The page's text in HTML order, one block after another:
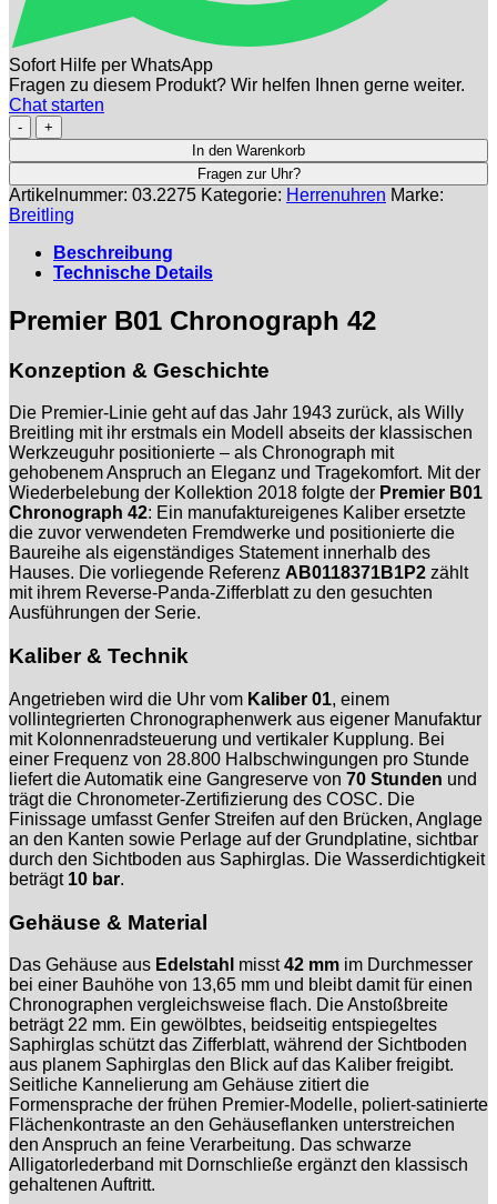
Sofort Hilfe per WhatsApp
Fragen zu diesem Produkt? Wir helfen Ihnen gerne weiter.
Chat starten
BREITLING
|
Premier
B01
Chronograph
42
Ref.
AB0118371B1P2
Full
-
NOS
Menge
In den Warenkorb
Fragen zur Uhr?
Artikelnummer: 03.2275 Kategorie: Herrenuhren Marke:
Breitling
Beschreibung
Technische Details
Premier B01 Chronograph 42
Konzeption & Geschichte
Die Premier-Linie geht auf das Jahr 1943 zurück, als Willy
Breitling mit ihr erstmals ein Modell abseits der klassischen
Werkzeuguhr positionierte – als Chronograph mit
gehobenem Anspruch an Eleganz und Tragekomfort. Mit der
Wiederbelebung der Kollektion 2018 folgte der Premier B01
Chronograph 42: Ein manufaktureigenes Kaliber ersetzte
die zuvor verwendeten Fremdwerke und positionierte die
Baureihe als eigenständiges Statement innerhalb des
Hauses. Die vorliegende Referenz AB0118371B1P2 zählt
mit ihrem Reverse-Panda-Zifferblatt zu den gesuchten
Ausführungen der Serie.
Kaliber & Technik
Angetrieben wird die Uhr vom Kaliber 01, einem
vollintegrierten Chronographenwerk aus eigener Manufaktur
mit Kolonnenradsteuerung und vertikaler Kupplung. Bei
einer Frequenz von 28.800 Halbschwingungen pro Stunde
liefert die Automatik eine Gangreserve von 70 Stunden und
trägt die Chronometer-Zertifizierung des COSC. Die
Finissage umfasst Genfer Streifen auf den Brücken, Anglage
an den Kanten sowie Perlage auf der Grundplatine, sichtbar
durch den Sichtboden aus Saphirglas. Die Wasserdichtigkeit
beträgt 10 bar.
Gehäuse & Material
Das Gehäuse aus Edelstahl misst42 mm im Durchmesser
bei einer Bauhöhe von 13,65 mm und bleibt damit für einen
Chronographen vergleichsweise flach. Die Anstoßbreite
beträgt 22 mm. Ein gewölbtes, beidseitig entspiegeltes
Saphirglas schützt das Zifferblatt, während der Sichtboden
aus planem Saphirglas den Blick auf das Kaliber freigibt.
Seitliche Kannelierung am Gehäuse zitiert die
Formensprache der frühen Premier-Modelle, poliert-satinierte
Flächenkontraste an den Gehäuseflanken unterstreichen
den Anspruch an feine Verarbeitung. Das schwarze
Alligatorlederband mit Dornschließe ergänzt den klassisch
gehaltenen Auftritt.